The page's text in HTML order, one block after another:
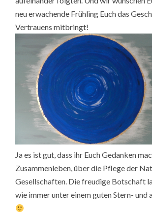
neu erwachende Frühling Euch das
Vertrauens mitbringt!
Ja es ist gut, dass ihr Euch Gedanken
Zusammenleben, über die Pflege der
Gesellschaften. Die freudige Botschaft
wie immer unter einem guten Stern- und